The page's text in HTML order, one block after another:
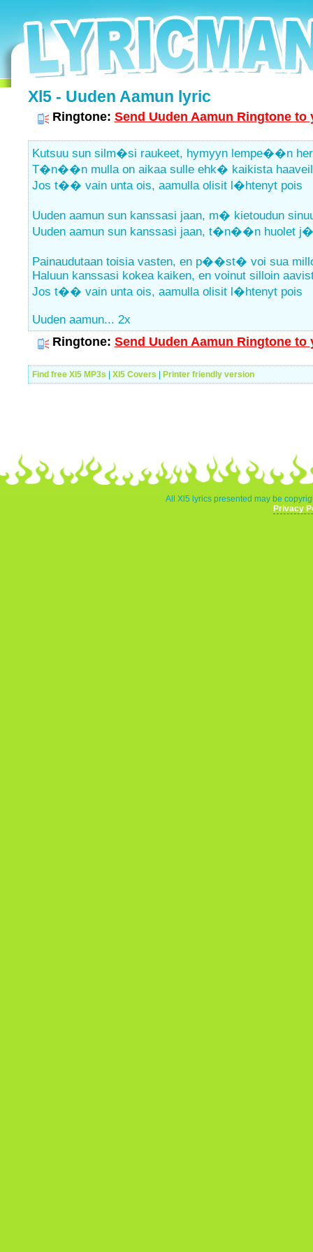
Xl5 - Uuden Aamun lyric
Ringtone: Send Uuden Aamun Ringtone to
Kutsuu sun silm�si raukeet, hymyyn lempe��n
T�n��n mulla on aikaa sulle ehk� kaikista
Jos t�� vain unta ois, aamulla olisit l�htenyt pois
Uuden aamun sun kanssasi jaan, m� kietoudun
Uuden aamun sun kanssasi jaan, t�n��n huolet
Painaudutaan toisia vasten, en p��st� voi sua
Haluun kanssasi kokea kaiken, en voinut silloin
Jos t�� vain unta ois, aamulla olisit l�htenyt pois
Uuden aamun... 2x
Ringtone: Send Uuden Aamun Ringtone to
Find free Xl5 MP3s Xl5 Covers Printer friendly version
All Xl5 lyrics presented may be
Privacy